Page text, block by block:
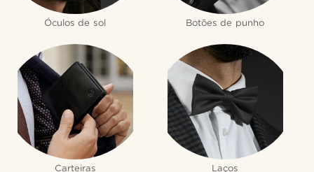
Óculos de sol Botões de punho
Carteiras Laços